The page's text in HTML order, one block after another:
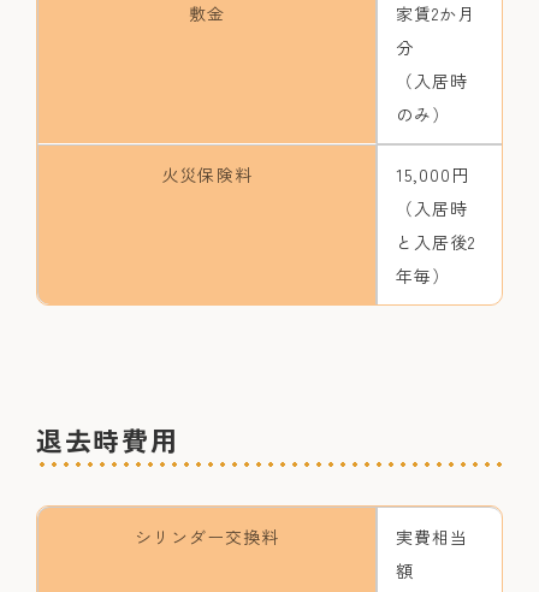
敷金
家賃2か月
分
（入居時
のみ）
火災保険料
15,000円
（入居時
と入居後2
年毎）
退去時費用
シリンダー交換料
実費相当
額